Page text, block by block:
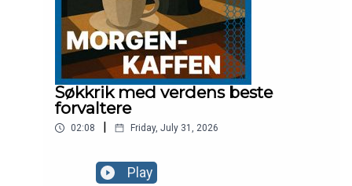
Søkkrik med verdens beste
forvaltere
02:08 Friday, July 31, 2026
Play